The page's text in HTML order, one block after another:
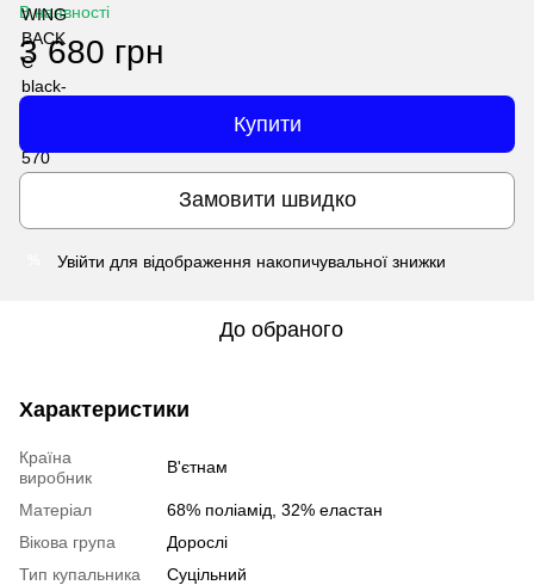
В наявності
3 680 грн
Купити
Замовити швидко
Увійти для відображення накопичувальної знижки
До обраного
Характеристики
Країна
виробник
В'єтнам
Матеріал
68% поліамід, 32% еластан
Вікова група
Дорослі
Тип купальника
Суцільний